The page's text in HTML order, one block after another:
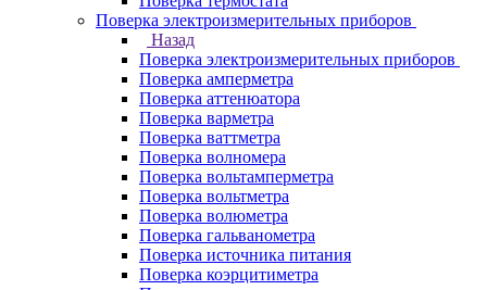
Поверка электроизмерительных приборов
Назад
Поверка электроизмерительных приборов
Поверка амперметра
Поверка аттенюатора
Поверка варметра
Поверка ваттметра
Поверка волномера
Поверка вольтамперметра
Поверка вольтметра
Поверка волюметра
Поверка гальванометра
Поверка источника питания
Поверка коэрцитиметра